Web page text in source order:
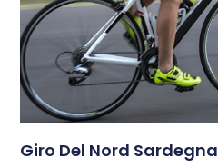
Giro Del Nord Sardegna